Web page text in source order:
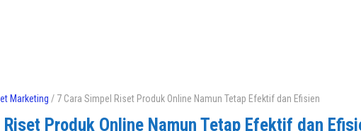
Marketing / 7 Cara Simpel Riset Produk Online Namun Tetap Efektif dan Efisien
Riset Produk Online Namun Tetap Efektif dan